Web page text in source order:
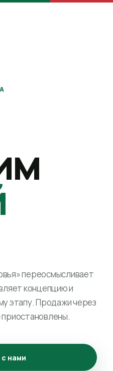
переосмысливает
концепцию и
этапу. Продажи через
нами